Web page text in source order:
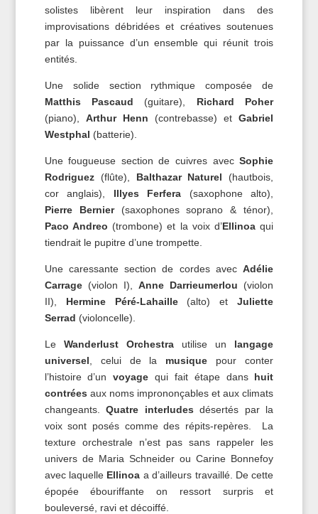
solistes libèrent leur inspiration dans des
improvisations débridées et créatives soutenues
par la puissance d’un ensemble qui réunit trois
entités.
Une solide section rythmique composée de
Matthis Pascaud (guitare), Richard Poher
(piano), Arthur Henn (contrebasse) etGabriel
Westphal (batterie).
Une fougueuse section de cuivres avecSophie
Rodriguez(flûte), Balthazar Naturel (hautbois,
cor anglais), Illyes Ferfera (saxophone alto),
Pierre Bernier(saxophones soprano & ténor),
Paco Andreo (trombone) et la voix d’Ellinoa qui
tiendrait le pupitre d’une trompette.
Une caressante section de cordes avecAdélie
Carrage(violon I),Anne Darrieumerlou (violon
II),
Hermine Péré-Lahaille(alto) etJuliette
Serrad (violoncelle).
Le Wanderlust Orchestrautilise un langage
universel , celui de la musique pour conter
l’histoire d’unvoyage qui fait étape dans huit
contrées aux noms imprononçables et aux climats
changeants.Quatre interludes désertés par la
voix sont posés comme des répits-repères. La
texture orchestrale n’est pas sans rappeler les
univers de Maria Schneider ou Carine Bonnefoy
avec laquelleEllinoa a d’ailleurs travaillé. De cette
épopée ébouriffante on ressort surpris et
bouleversé, ravi et décoiffé.